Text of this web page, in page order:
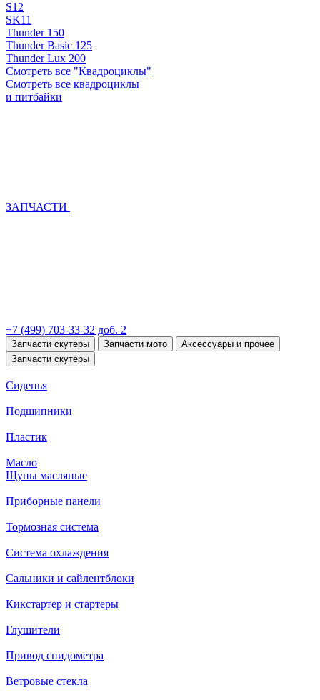
S12
SK11
Thunder 150
Thunder Basic 125
Thunder Lux 200
Смотреть все "Квадроциклы"
Смотреть все квадроциклы
и питбайки
ЗАПЧАСТИ
+7 (499) 703-33-32 доб. 2
Запчасти скутеры Запчасти мото
Аксессуары и прочее
Запчасти скутеры
Сиденья
Подшипники
Пластик
Масло
Щупы масляные
Приборные панели
Тормозная система
Система охлаждения
Сальники и сайлентблоки
Кикстартер и стартеры
Глушители
Привод спидометра
Ветровые стекла